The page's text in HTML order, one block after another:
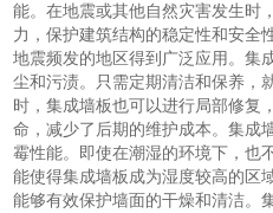
能。在地震或其他自然灾害发生时
力，保护建筑结构的稳定性和安全
地震频发的地区得到广泛应用。集
尘和污渍。只需定期清洁和保养，
时，集成墙板也可以进行局部修复
命，减少了后期的维护成本。集成
霉性能。即使在潮湿的环境下，也
能使得集成墙板成为湿度较高的区
能够有效保护墙面的干燥和清洁。